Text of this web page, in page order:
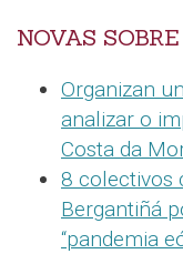
NOVAS SOBRE
Organizan
analizar o
Costa da
8 colectivos
Bergantiñá
“pandemia